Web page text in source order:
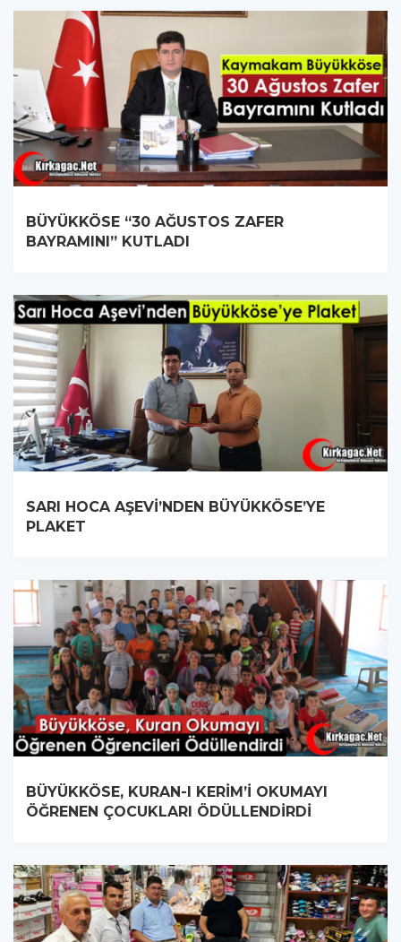
BÜYÜKKÖSE “30 AĞUSTOS ZAFER
BAYRAMINI” KUTLADI
SARI HOCA AŞEVİ’NDEN BÜYÜKKÖSE’YE
PLAKET
BÜYÜKKÖSE, KURAN-I KERİM’İ OKUMAYI
ÖĞRENEN ÇOCUKLARI ÖDÜLLENDİRDİ